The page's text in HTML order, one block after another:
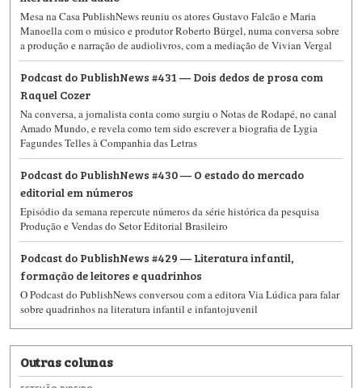
Mesa na Casa PublishNews reuniu os atores Gustavo Falcão e Maria
Manoella com o músico e produtor Roberto Bürgel, numa conversa sobre
a produção e narração de audiolivros, com a mediação de Vivian Vergal
Podcast do PublishNews #431 — Dois dedos de prosa com
Raquel Cozer
Na conversa, a jornalista conta como surgiu o Notas de Rodapé, no canal
Amado Mundo, e revela como tem sido escrever a biografia de Lygia
Fagundes Telles à Companhia das Letras
Podcast do PublishNews #430 — O estado do mercado
editorial em números
Episódio da semana repercute números da série histórica da pesquisa
Produção e Vendas do Setor Editorial Brasileiro
Podcast do PublishNews #429 — Literatura infantil,
formação de leitores e quadrinhos
O Podcast do PublishNews​​ conversou com a editora Via Lúdica para falar
sobre quadrinhos na literatura infantil e infantojuvenil
Outras colunas